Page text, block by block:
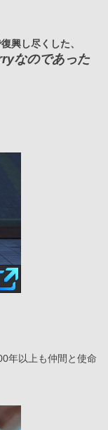
興し尽くした、
なのであった
年以上も仲間と使命